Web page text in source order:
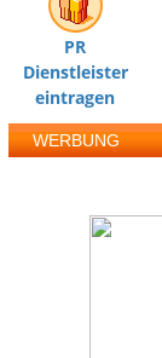
PR
Dienstleister
eintragen
WERBUNG